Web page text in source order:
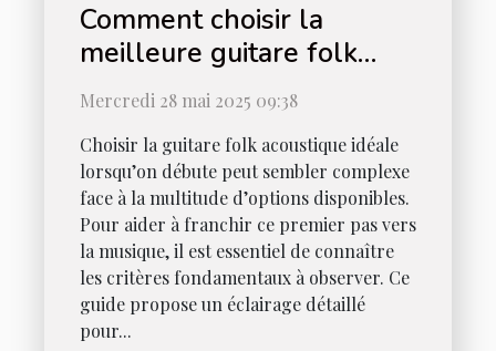
Comment choisir la
meilleure guitare folk
acoustique pour
débutants
Mercredi 28 mai 2025 09:38
Choisir la guitare folk acoustique idéale
lorsqu’on débute peut sembler complexe
face à la multitude d’options disponibles.
Pour aider à franchir ce premier pas vers
la musique, il est essentiel de connaître
les critères fondamentaux à observer. Ce
guide propose un éclairage détaillé
pour...